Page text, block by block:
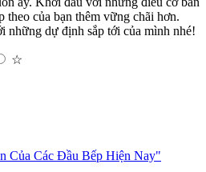
theo của bạn thêm vững chãi hơn.
những dự định sắp tới của mình nhé!
☆
Của Các Đầu Bếp Hiện Nay"